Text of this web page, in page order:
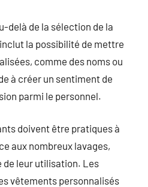
delà de la sélection de la
la possibilité de mettre
comme des noms ou
à créer un sentiment de
parmi le personnel.
doivent être pratiques à
aux nombreux lavages,
de leur utilisation. Les
vêtements personnalisés